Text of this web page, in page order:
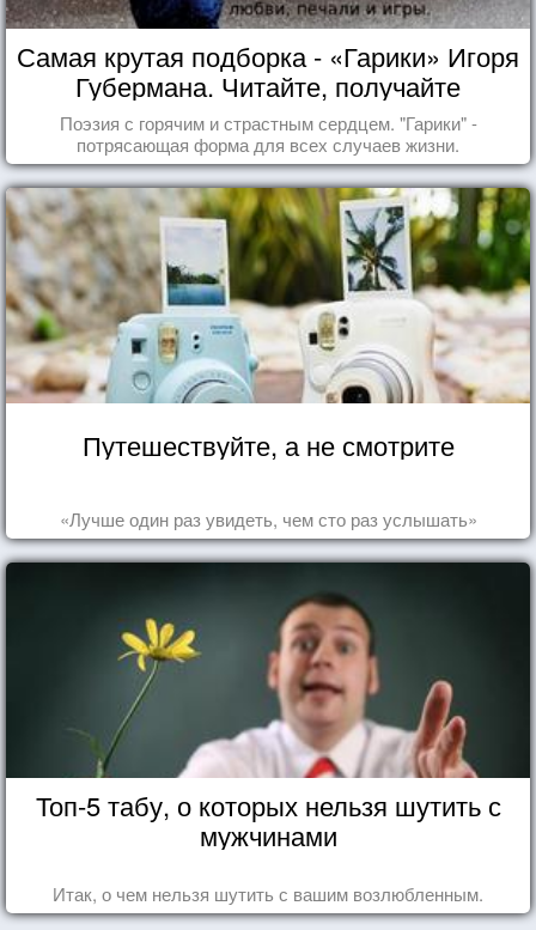
Самая крутая подборка - «Гарики» Игоря
Губермана. Читайте, получайте
удовольствие!
Поэзия с горячим и страстным сердцем. "Гарики" -
потрясающая форма для всех случаев жизни.
Путешествуйте, а не смотрите
«Лучше один раз увидеть, чем сто раз услышать»
Топ-5 табу, о которых нельзя шутить с
мужчинами
Итак, о чем нельзя шутить с вашим возлюбленным.